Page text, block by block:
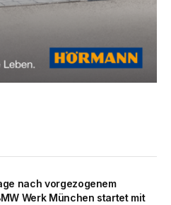
nach vorgezogenem
Werk München startet mit